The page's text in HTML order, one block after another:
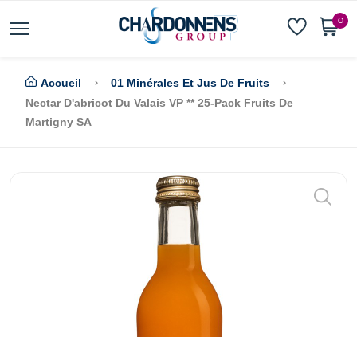
0
Accueil
01 Minérales Et Jus De Fruits
Nectar D'abricot Du Valais VP ** 25-Pack Fruits De
Martigny SA